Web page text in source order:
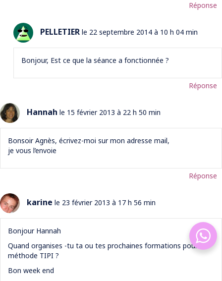
Réponse
PELLETIER le 22 septembre 2014 à 10 h 04 min
Bonjour, Est ce que la séance a fonctionnée ?
Réponse
Hannah le 15 février 2013 à 22 h 50 min
Bonsoir Agnès, écrivez-moi sur mon adresse mail,
je vous l’envoie
Réponse
karine le 23 février 2013 à 17 h 56 min
Bonjour Hannah
Quand organises -tu ta ou tes prochaines formations pour la
méthode TIPI ?
Bon week end